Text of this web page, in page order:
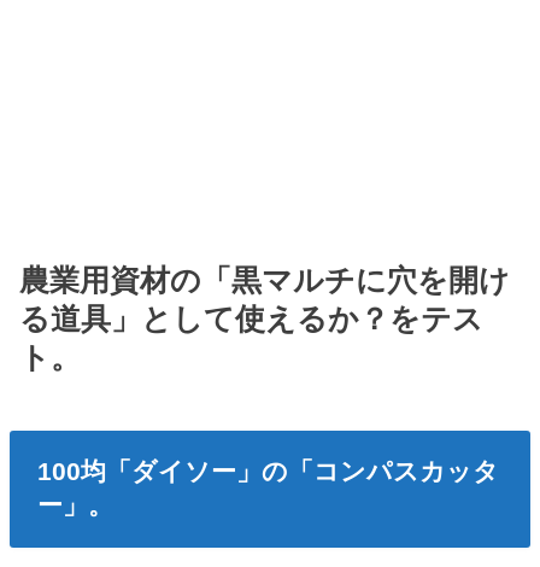
農業用資材の「黒マルチに穴を開け
る道具」として使えるか？をテス
ト。
100均「ダイソー」の「コンパスカッタ
ー」。